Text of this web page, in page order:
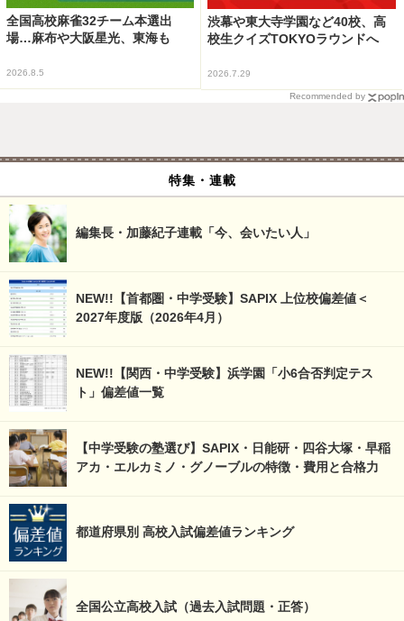
全国高校麻雀32チーム本選出
場…麻布や大阪星光、東海も
2026.8.5
渋幕や東大寺学園など40校、高
校生クイズTOKYOラウンドへ
2026.7.29
Recommended by
特集・連載
編集長・加藤紀子連載「今、会いたい人」
NEW!!【首都圏・中学受験】SAPIX 上位校偏差値＜
2027年度版（2026年4月）
NEW!!【関西・中学受験】浜学園「小6合否判定テス
ト」偏差値一覧
【中学受験の塾選び】SAPIX・日能研・四谷大塚・早稲
アカ・エルカミノ・グノーブルの特徴・費用と合格力
都道府県別 高校入試偏差値ランキング
全国公立高校入試（過去入試問題・正答）